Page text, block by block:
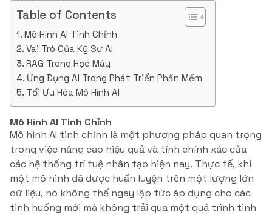
Table of Contents
Mô Hình AI Tinh Chỉnh
Vai Trò Của Kỹ Sư AI
RAG Trong Học Máy
Ứng Dụng AI Trong Phát Triển Phần Mềm
Tối Ưu Hóa Mô Hình AI
Mô Hình AI Tinh Chỉnh
Mô hình AI tinh chỉnh là một phương pháp quan trọng
trong việc nâng cao hiệu quả và tính chính xác của
các hệ thống trí tuệ nhân tạo hiện nay. Thực tế, khi
một mô hình đã được huấn luyện trên một lượng lớn
dữ liệu, nó không thể ngay lập tức áp dụng cho các
tình huống mới mà không trải qua một quá trình tinh